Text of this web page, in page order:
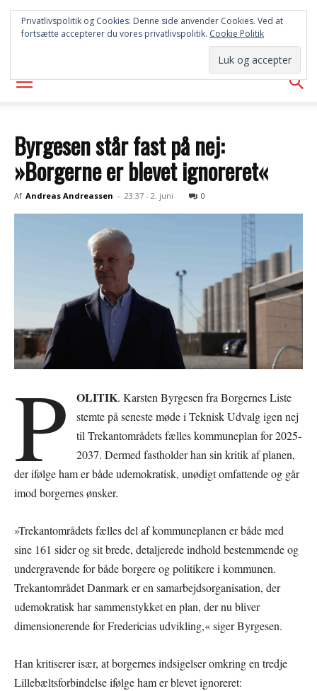
SYD
AVISEN
Byrgesen står fast på nej:
»Borgerne er blevet ignoreret«
Af Andreas Andreassen - 23:37 - 2. juni 0
P OLITIK. Karsten Byrgesen fra Borgernes Liste
stemte på seneste møde i Teknisk Udvalg igen nej
til Trekantområdets fælles kommuneplan for 2025-
2037. Dermed fastholder han sin kritik af planen,
der ifølge ham er både udemokratisk, unødigt omfattende og går
imod borgernes ønsker.
»Trekantområdets fælles del af kommuneplanen er både med
sine 161 sider og sit brede, detaljerede indhold bestemmende og
undergravende for både borgere og politikere i kommunen.
Trekantområdet Danmark er en samarbejdsorganisation, der
udemokratisk har sammenstykket en plan, der nu bliver
dimensionerende for Fredericias udvikling,« siger Byrgesen.
Han kritiserer især, at borgernes indsigelser omkring en tredje
Lillebæltsforbindelse ifølge ham er blevet ignoreret:
Privatlivspolitik og Cookies: Denne side anvender Cookies. Ved at
fortsætte accepterer du vores privatlivspolitik. Cookie Politik